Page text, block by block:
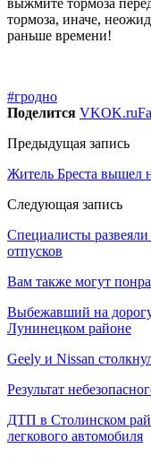
тормоза, иначе,
раньше времени!
#гродно
Поделится VKOK.ru
Предыдущая запись
Житель Бреста вышел
Следующая запись
Специалисты
отпусков
Вам также могут
Выбежавший на
Лунинецком районе
Geely и Nissan
Результат
ДТП в Столинском
легкового автомобиля